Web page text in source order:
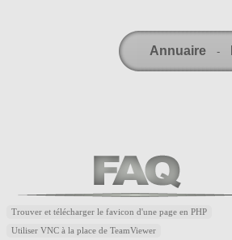
Annuaire -
Trouver et télécharger le favicon d'une page en PHP
Utiliser VNC à la place de TeamViewer